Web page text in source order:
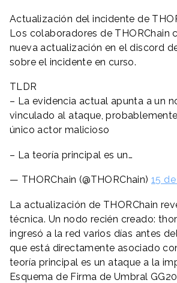
Actualización del incidente de
Los colaboradores de THORChain
nueva actualización en el discord
sobre el incidente en curso.
TLDR
– La evidencia actual apunta a un
vinculado al ataque,
único actor malicioso
– La teoría principal es un…
— THORChain (@THORChain) 15
La actualización de THORChain
técnica. Un nodo recién creado:
ingresó a la red varios días antes
que está directamente asociado
teoría principal es un ataque a la
Esquema de Firma de Umbral